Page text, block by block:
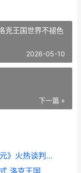
克王国世界不褪色
2026-05-10
下一篇 »
《魔法门之英雄无人能敌：上古纪元》火热谈判成就策略 魔法门之英雄无敌:王朝